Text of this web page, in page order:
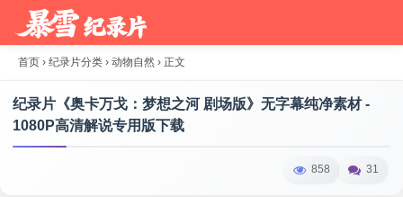
首页 › 纪录片分类 › 动物自然 › 正文
纪录片《奥卡万戈：梦想之河 剧场版》无字幕纯净素材 -
1080P高清解说专用版下载
858 31